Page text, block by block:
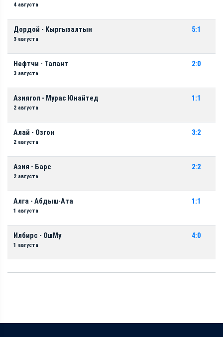
4 августа
Дордой - Кыргызалтын
3 августа
5:1
Нефтчи - Талант
3 августа
2:0
Азиягол - Мурас Юнайтед
2 августа
1:1
Алай - Озгон
2 августа
3:2
Азия - Барс
2 августа
2:2
Алга - Абдыш-Ата
1 августа
1:1
Илбирс - ОшМу
1 августа
4:0